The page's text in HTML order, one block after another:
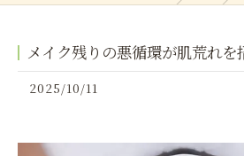
メイク残りの悪循環が肌荒れを
2025/10/11